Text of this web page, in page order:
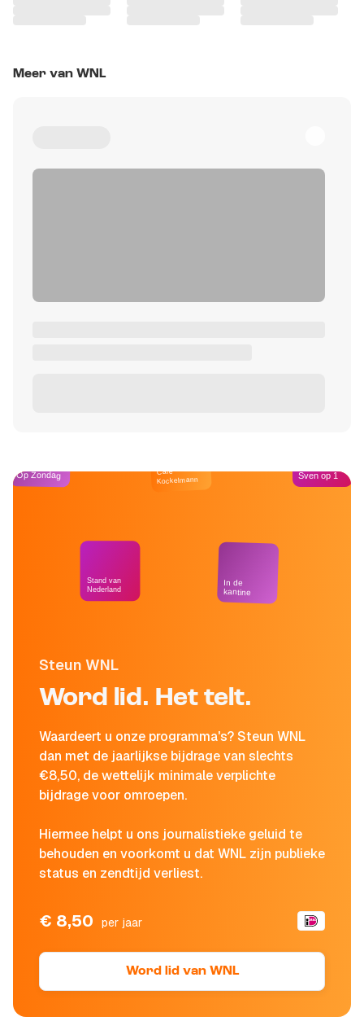
Meer van WNL
Steun WNL
Word lid. Het telt.
Waardeert u onze programma's? Steun WNL
dan met de jaarlijkse bijdrage van slechts
€8,50, de wettelijk minimale verplichte
bijdrage voor omroepen.
Hiermee helpt u ons journalistieke geluid te
behouden en voorkomt u dat WNL zijn publieke
status en zendtijd verliest.
€ 8,50 per jaar
Word lid van WNL
Op Zondag
Stand van
Nederland
Café
Kockelmann
In de
kantine
Sven op 1